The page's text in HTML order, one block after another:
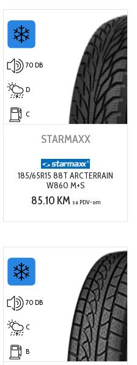
70 DB
D
C
STARMAXX
185/65R15 88T ARCTERRAIN
W860 M+S
85.10 KM sa PDV-om
70 DB
C
B